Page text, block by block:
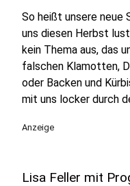
So heißt unsere neue
uns diesen Herbst
kein Thema aus, das
falschen Klamotten,
oder Backen und
mit uns locker durch
Anzeige
Lisa Feller mit